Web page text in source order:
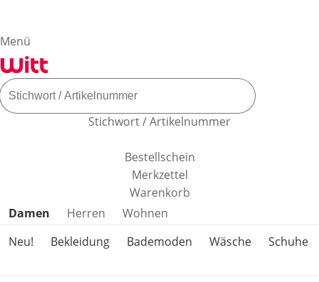
Menü
Stichwort / Artikelnummer
Bestellschein
Merkzettel
Warenkorb
Produktkategorien überspringen
Damen Herren
Wohnen
Neu!
Bekleidung Bademoden Wäsche Schuhe